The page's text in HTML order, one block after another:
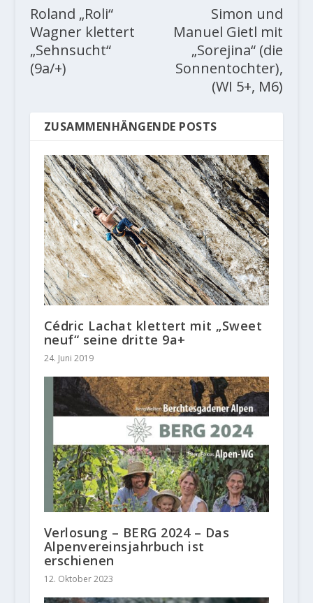
Roland „Roli“
Wagner klettert
„Sehnsucht“
(9a/+)
Simon und
Manuel Gietl mit
„Sorejina“ (die
Sonnentochter),
(WI 5+, M6)
ZUSAMMENHÄNGENDE POSTS
Cédric Lachat klettert mit „Sweet
neuf“ seine dritte 9a+
24. Juni 2019
Verlosung – BERG 2024 – Das
Alpenvereinsjahrbuch ist
erschienen
12. Oktober 2023